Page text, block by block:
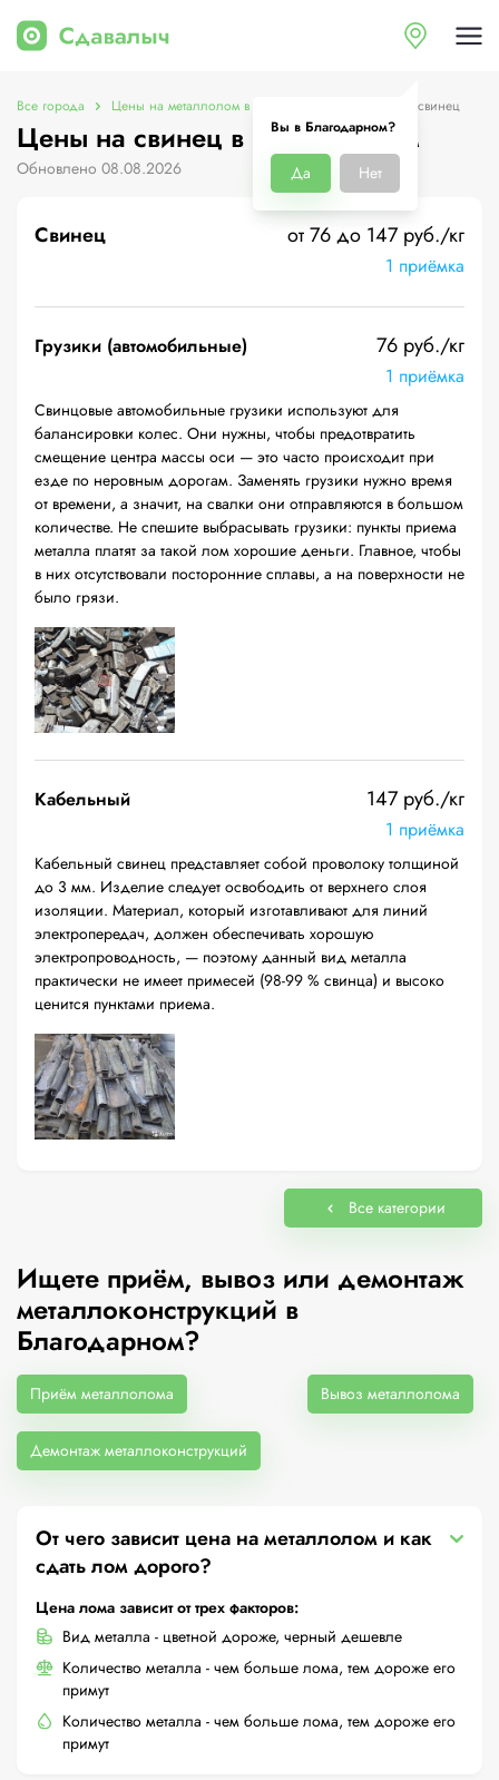
Вы в Благодарном?
Да Нет
Все города Цены на металлолом в Благодарном Цены на свинец
Цены на свинец в Благодарном
Обновлено 08.08.2026
Свинец от 76 до 147 руб./кг
1 приёмка
Грузики (автомобильные) 76 руб./кг
1 приёмка
Свинцовые автомобильные грузики используют для
балансировки колес. Они нужны, чтобы предотвратить
смещение центра массы оси — это часто происходит при
езде по неровным дорогам. Заменять грузики нужно время
от времени, а значит, на свалки они отправляются в большом
количестве. Не спешите выбрасывать грузики: пункты приема
металла платят за такой лом хорошие деньги. Главное, чтобы
в них отсутствовали посторонние сплавы, а на поверхности не
было грязи.
Кабельный 147 руб./кг
1 приёмка
Кабельный свинец представляет собой проволоку толщиной
до 3 мм. Изделие следует освободить от верхнего слоя
изоляции. Материал, который изготавливают для линий
электропередач, должен обеспечивать хорошую
электропроводность, — поэтому данный вид металла
практически не имеет примесей (98-99 % свинца) и высоко
ценится пунктами приема.
Все категории
Ищете приём, вывоз или демонтаж
металлоконструкций в
Благодарном?
Приём металлолома Вывоз металлолома
Демонтаж металлоконструкций
От чего зависит цена на металлолом и как
сдать лом дорого?
Цена лома зависит от трех факторов:
Вид металла - цветной дороже, черный дешевле
Количество металла - чем больше лома, тем дороже его
примут
Количество металла - чем больше лома, тем дороже его
примут